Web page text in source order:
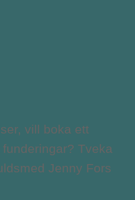
vill boka ett
Tveka
Jenny Fors